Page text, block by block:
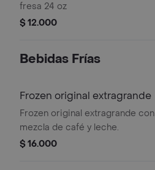
fresa 24 oz
$ 12.000
Bebidas Frí­as
Frozen original extragrande
Frozen original extragrande con
mezcla de café y leche.
$ 16.000